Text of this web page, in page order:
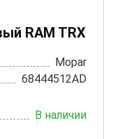
RAM TRX
Mopar
68444512AD
В наличии